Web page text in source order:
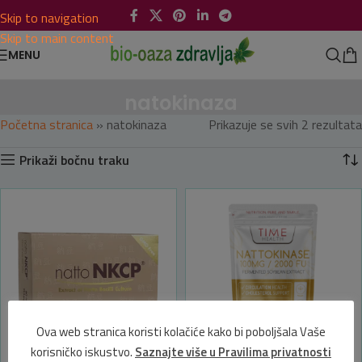
Skip to navigation
Skip to main content
MENU
Početna stranica » natokinaza
Prikazuje se svih 2 rezultata
Prikaži bočnu traku
Ova web stranica koristi kolačiće kako bi poboljšala Vaše
korisničko iskustvo. Saznajte više u Pravilima privatnosti